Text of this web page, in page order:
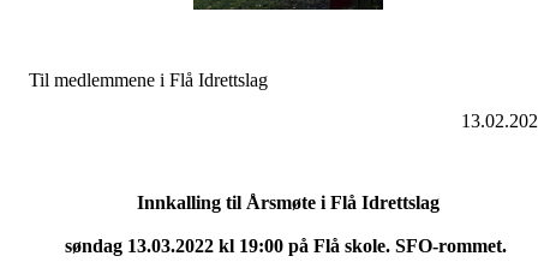
Til medlemmene i Flå Idrettslag
Innkalling til Årsmøte i Flå Idrettslag
søndag 13.03.2022 kl 19:00 på Flå skole. SFO-rommet.